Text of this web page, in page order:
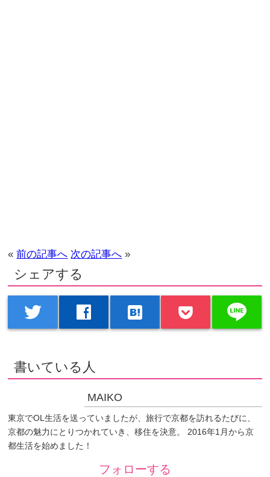
«前の記事へ 次の記事へ »
シェアする
twitter facebook hatenabookmark line
書いている人
MAIKO
東京でOL生活を送っていましたが、旅行で京都を訪れるたびに、
京都の魅力にとりつかれていき、移住を決意。 2016年1月から京
都生活を始めました！
フォローする